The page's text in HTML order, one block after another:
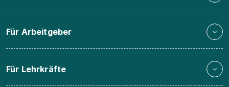
Für Arbeitgeber
Für Lehrkräfte